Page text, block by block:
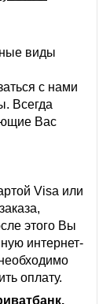
виды
с нами
Всегда
Вас
Visa или
этого Вы
интернет-
оплату.